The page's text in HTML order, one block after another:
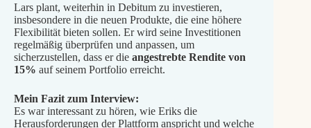
Lars plant, weiterhin in Debitum zu investieren,
insbesondere in die neuen Produkte, die eine höhere
Flexibilität bieten sollen. Er wird seine Investitionen
regelmäßig überprüfen und anpassen, um
sicherzustellen, dass er die angestrebte Rendite von
15% auf seinem Portfolio erreicht.
Mein Fazit zum Interview:
Es war interessant zu hören, wie Eriks die
Herausforderungen der Plattform anspricht und welche